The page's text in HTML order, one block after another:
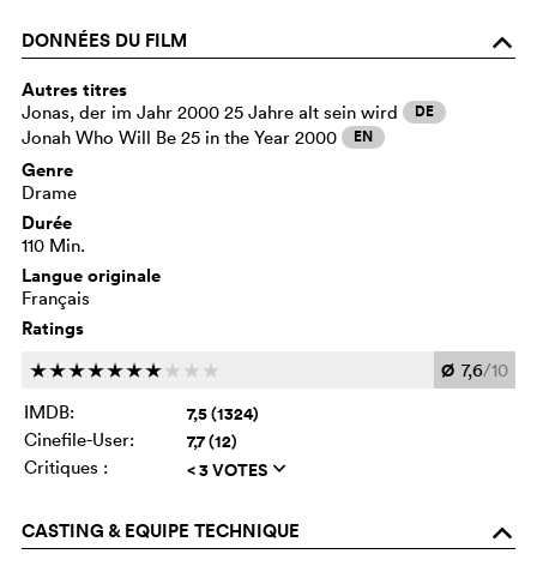
DONNÉES DU FILM o
Autres titres
Jonas, der im Jahr 2000 25 Jahre alt sein wird DE
Jonah Who Will Be 25 in the Year 2000 EN
Genre
Drame
Durée
110 Min.
Langue originale
Français
Ratings
ccccccc c c c Ø 7,6/10
IMDB:
7,5 (1324)
Cinefile-User: 7,7 (12)
Critiques : < 3 VOTES q
CASTING & EQUIPE TECHNIQUE o